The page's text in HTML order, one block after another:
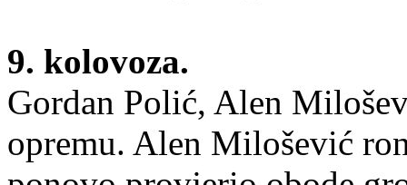
9. kolovoza.
Gordan Polić, Alen
opremu. Alen Milošević